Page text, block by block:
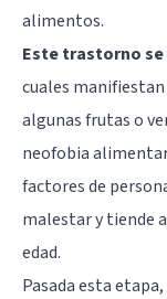
alimentos.
Este trastorno se
cuales
algunas frutas o
neofobia
factores de
malestar y tiende
edad.
Pasada esta